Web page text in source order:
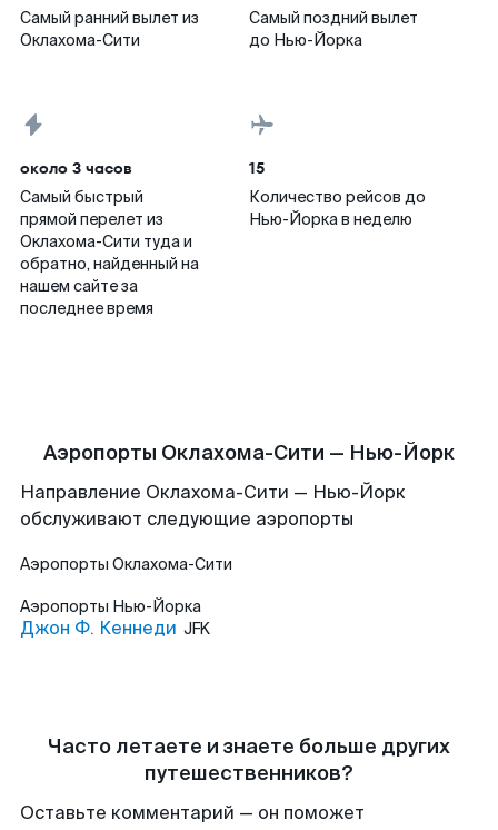
Самый ранний вылет из
Оклахома-Сити
Самый поздний вылет
до Нью-Йорка
около 3 часов
Самый быстрый
прямой перелет из
Оклахома-Сити туда и
обратно, найденный на
нашем сайте за
последнее время
15
Количество рейсов до
Нью-Йорка в неделю
Аэропорты Оклахома-Сити — Нью-Йорк
Направление Оклахома-Сити — Нью-Йорк
обслуживают следующие аэропорты
Аэропорты Оклахома-Сити
Аэропорты Нью-Йорка
Джон Ф. Кеннеди JFK
Часто летаете и знаете больше других
путешественников?
Оставьте комментарий — он поможет